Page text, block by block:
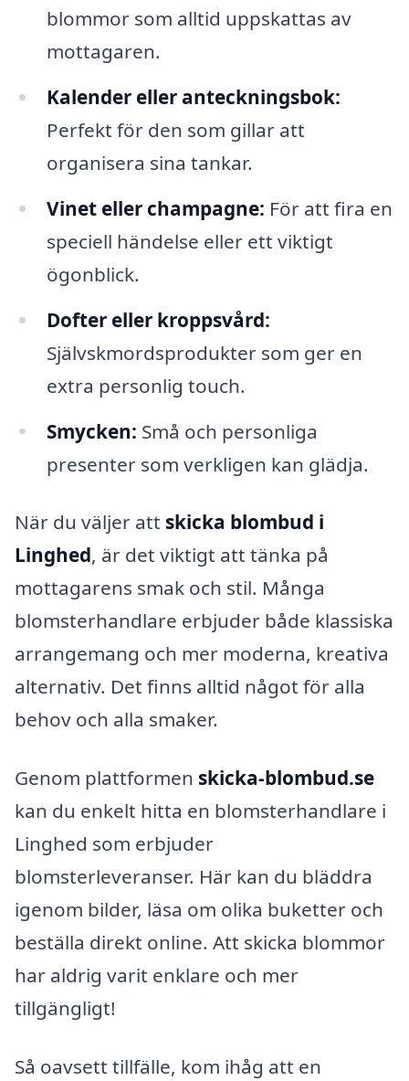
blommor som alltid uppskattas av
mottagaren.
Kalender eller anteckningsbok:
Perfekt för den som gillar att
organisera sina tankar.
Vinet eller champagne: För att fira en
speciell händelse eller ett viktigt
ögonblick.
Dofter eller kroppsvård:
Självskmordsprodukter som ger en
extra personlig touch.
Smycken: Små och personliga
presenter som verkligen kan glädja.
När du väljer att skicka blombud i
Linghed, är det viktigt att tänka på
mottagarens smak och stil. Många
blomsterhandlare erbjuder både klassiska
arrangemang och mer moderna, kreativa
alternativ. Det finns alltid något för alla
behov och alla smaker.
Genom plattformen skicka-blombud.se
kan du enkelt hitta en blomsterhandlare i
Linghed som erbjuder
blomsterleveranser. Här kan du bläddra
igenom bilder, läsa om olika buketter och
beställa direkt online. Att skicka blommor
har aldrig varit enklare och mer
tillgängligt!
Så oavsett tillfälle, kom ihåg att en